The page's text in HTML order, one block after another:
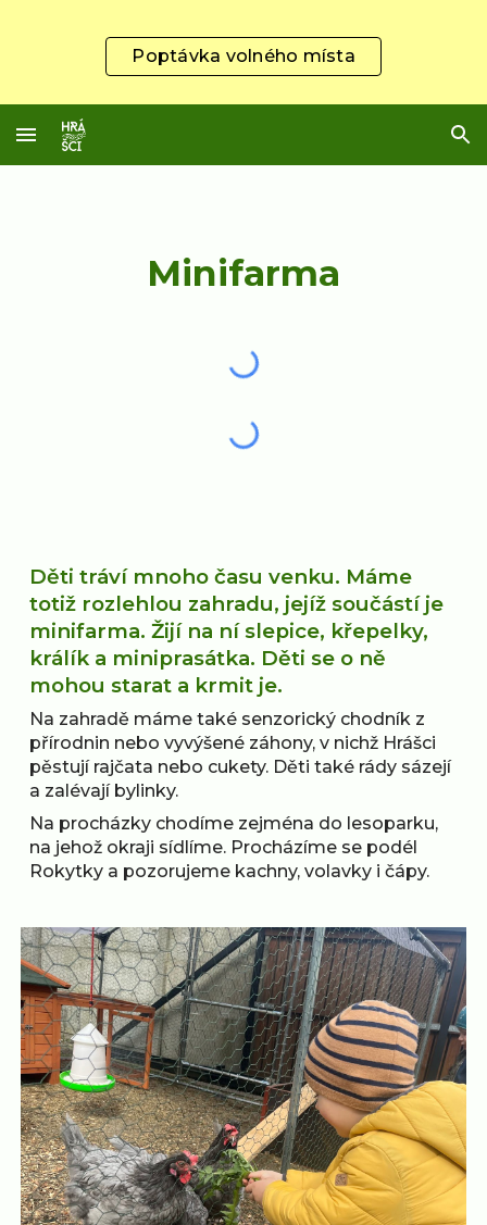
Skip to main content Skip to navigation
Poptávka volného místa
Minifarma
Děti tráví mnoho času venku. Máme
totiž rozlehlou zahradu, jejíž součástí je
minifarma. Žijí na ní slepice, křepelky,
králík a miniprasátka. Děti se o ně
mohou starat a krmit je.
Na zahradě máme také senzorický chodník z
přírodnin nebo vyvýšené záhony, v nichž Hrášci
pěstují rajčata nebo cukety. Děti také rády sázejí
a zalévají bylinky.
Na procházky chodíme zejména do lesoparku,
na jehož okraji sídlíme. Procházíme se podél
Rokytky a pozorujeme kachny, volavky i čápy.